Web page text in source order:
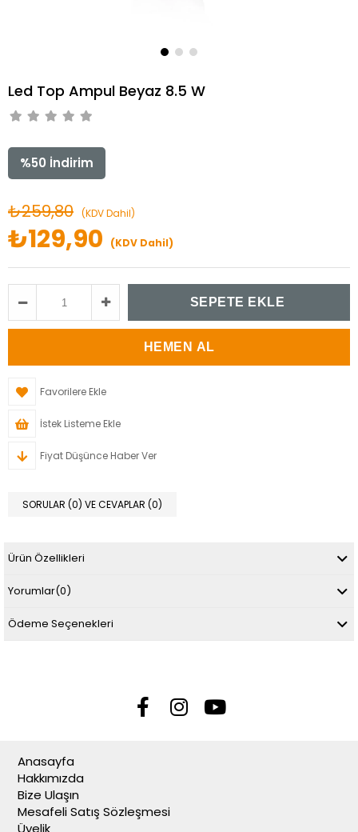
Led Top Ampul Beyaz 8.5 W
%50 İndirim
₺259,80 (KDV Dahil)
₺129,90 (KDV Dahil)
Favorilere Ekle
İstek Listeme Ekle
Fiyat Düşünce Haber Ver
SORULAR (0) VE CEVAPLAR (0)
Ürün Özellikleri
Yorumlar(0)
Ödeme Seçenekleri
Anasayfa
Hakkımızda
Bize Ulaşın
Mesafeli Satış Sözleşmesi
Üyelik